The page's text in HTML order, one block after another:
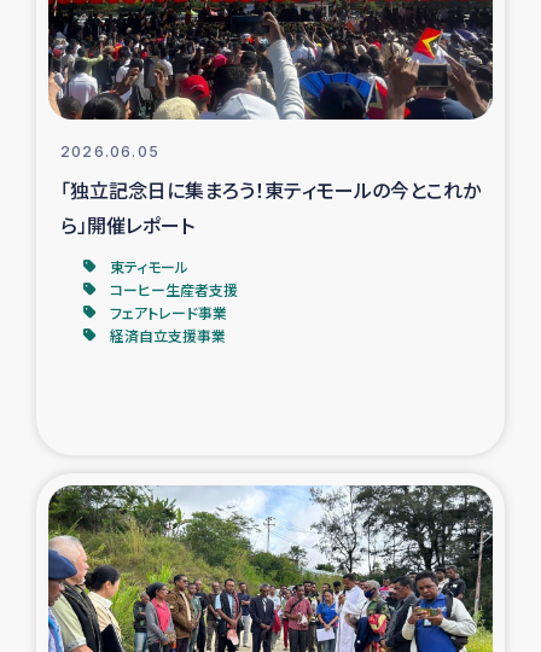
民際教育事業
女性グループPIFWANITAによる食品加工事業
ガザ人道支援
国内避難民への物資配付および教育支援
漁民によるマングローブ植林活動
レバノンでのシリア難民への食糧・越冬支援
レバノンにおける緊急支援
2026.06.05
「独立記念日に集まろう！東ティモールの今とこれか
ら」開催レポート
東ティモール
コーヒー生産者支援
フェアトレード事業
経済自立支援事業